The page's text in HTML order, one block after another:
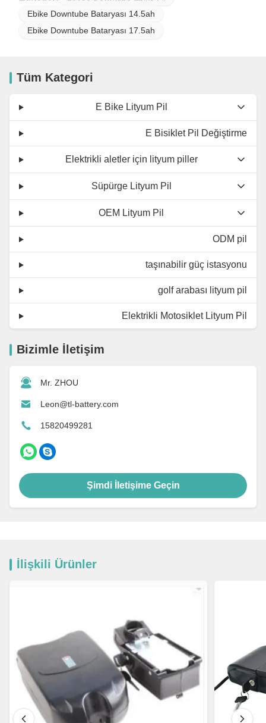
Ebike Downtube Bataryası 14.5ah
Ebike Downtube Bataryası 17.5ah
Tüm Kategori
E Bike Lityum Pil
E Bisiklet Pil Değiştirme
Elektrikli aletler için lityum piller
Süpürge Lityum Pil
OEM Lityum Pil
ODM pil
taşınabilir güç istasyonu
golf arabası lityum pil
Elektrikli Motosiklet Lityum Pil
Bizimle İletişim
Mr. ZHOU
Leon@tl-battery.com
15820499281
Şimdi İletişime Geçin
İlişkili Ürünler